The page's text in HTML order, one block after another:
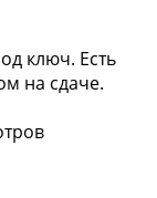
ключ. Есть
на сдаче.